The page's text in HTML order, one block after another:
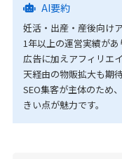
AI要約
妊活・出産・産後向け
1年以上の運営実績があ
広告に加えアフィリエ
天経由の物販拡大も期待
SEO集客が主体のため
きい点が魅力です。